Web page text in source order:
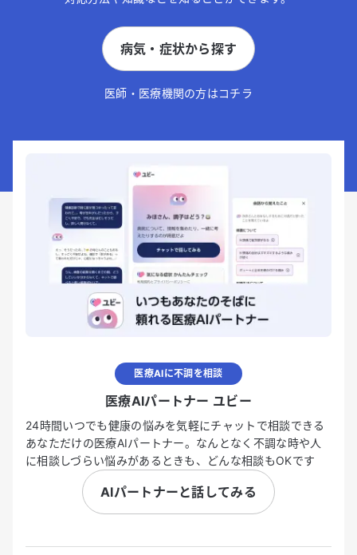
病気・症状から探す
医師・医療機関の方はコチラ
医療AIに不調を相談
医療AIパートナー ユビー
24時間いつでも健康の悩みを気軽にチャットで相談できる
あなただけの医療AIパートナー。なんとなく不調な時や人
に相談しづらい悩みがあるときも、どんな相談もOKです
AIパートナーと話してみる